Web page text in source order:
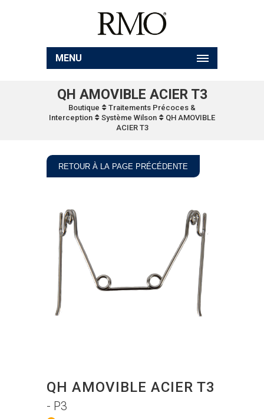
MENU
QH AMOVIBLE ACIER T3
Boutique
Traitements Précoces &
Interception
Système Wilson
QH AMOVIBLE
ACIER T3
RETOUR À LA PAGE PRÉCÉDENTE
QH AMOVIBLE ACIER T3
- P3